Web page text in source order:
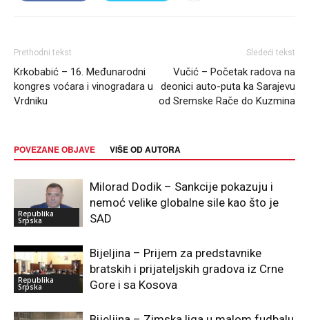
Prethodni tekst
Krkobabić – 16. Međunarodni
kongres voćara i vinogradara u
Vrdniku
Sledeći tekst
Vučić – Početak radova na
deonici auto-puta ka Sarajevu
od Sremske Rače do Kuzmina
POVEZANE OBJAVE VIŠE OD AUTORA
Republika
Srpska
Milorad Dodik – Sankcije pokazuju i
nemoć velike globalne sile kao što je
SAD
Republika
Srpska
Bijeljina – Prijem za predstavnike
bratskih i prijateljskih gradova iz Crne
Gore i sa Kosova